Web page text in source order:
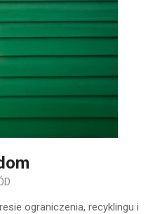
ograniczenia, recyklingu i